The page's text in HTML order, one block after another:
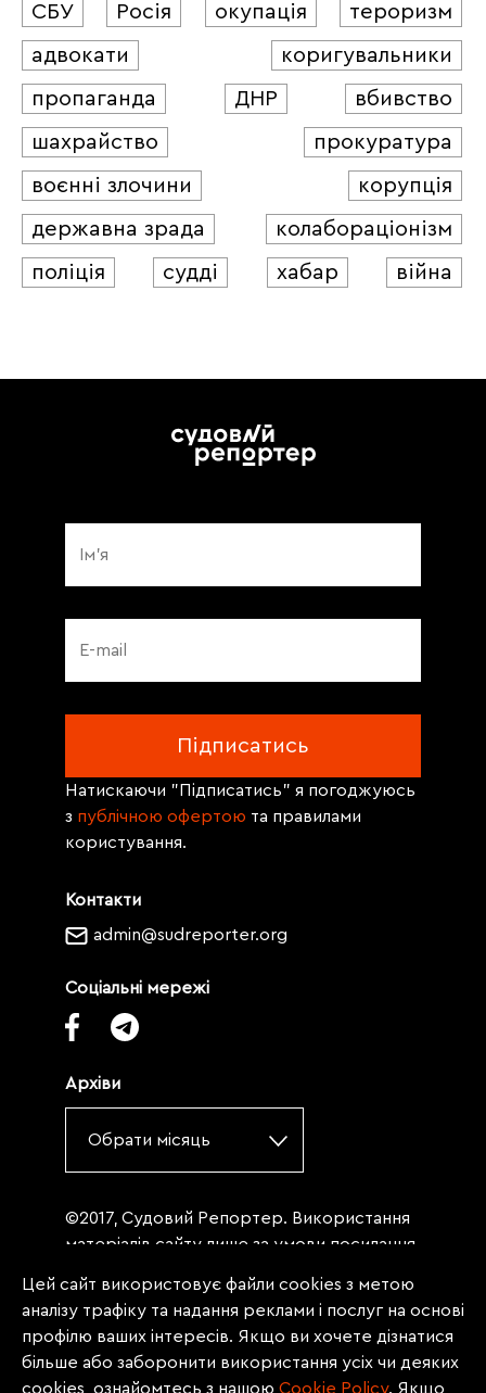
СБУ
Росія окупація
тероризм
адвокати
коригувальники
пропаганда
ДНР
вбивство
шахрайство
прокуратура
воєнні злочини
корупція
державна зрада
колабораціонізм
поліція
судді хабар війна
Контакти
admin@sudreporter.org
Соціальні мережі
Архіви
Обрати місяць
Натискаючи "Підписатись" я погоджуюсь
з публічною офертою та правилами
користування.
©2017, Судовий Репортер. Використання
матеріалів сайту лише за умови посилання
«Судовий репортер» не нижче третього
абзацу. Матеріали, щодо яких міститься
заборона на повну републікацію
(передрук, копіювання, відтворення або
Цей сайт використовує файли cookies з метою
аналізу трафіку та надання реклами і послуг на основі
профілю ваших інтересів. Якщо ви хочете дізнатися
більше або заборонити використання усіх чи деяких
cookies, ознайомтесь з нашою Сookie Policy. Якщо